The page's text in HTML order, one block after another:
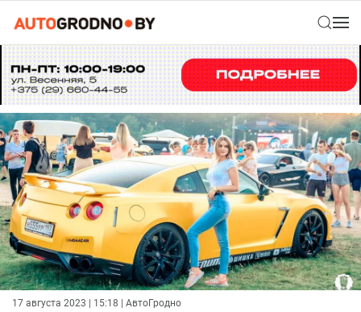
17 августа 2023 | 15:18 | АвтоГродно